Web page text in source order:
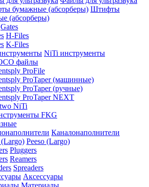
Штифты
(абсорберы)
Gates
H-Files
K-Files
NiTi инструменты
файлы
ProFile
ProTaper (машинные)
ProTaper (ручные)
ProTaper NEXT
NiTi
FKG
Каналонаполнители
Peeso (Largo)
Pluggers
Reamers
Spreaders
Аксессуары
Материалы